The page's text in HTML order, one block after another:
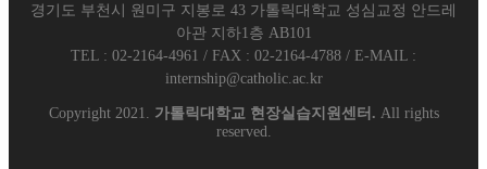
경기도 부천시 원미구 지봉로 43 가톨릭대학교 성심교정 안드레
아관 지하1층 AB101
TEL : 02-2164-4961 / FAX : 02-2164-4788 / E-MAIL :
internship@catholic.ac.kr
Copyright 2021. 가톨릭대학교 현장실습지원센터. All rights
reserved.